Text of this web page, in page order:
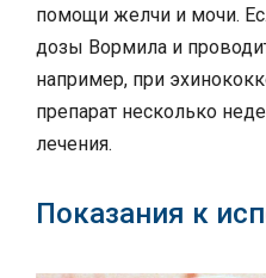
помощи желчи и мочи.
дозы Вормила и
например, при
препарат несколько
лечения.
Показания к